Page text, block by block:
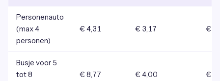
Personenauto
(max 4
personen)
€ 4,31 € 3,17 €
Busje voor 5
tot 8
€ 8,77 € 4,00 €